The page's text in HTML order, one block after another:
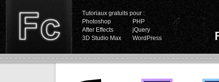
Tutoriaux gratuits pour :
Photoshop
PHP
After Effects
jQuery
3D Studio Max
WordPress